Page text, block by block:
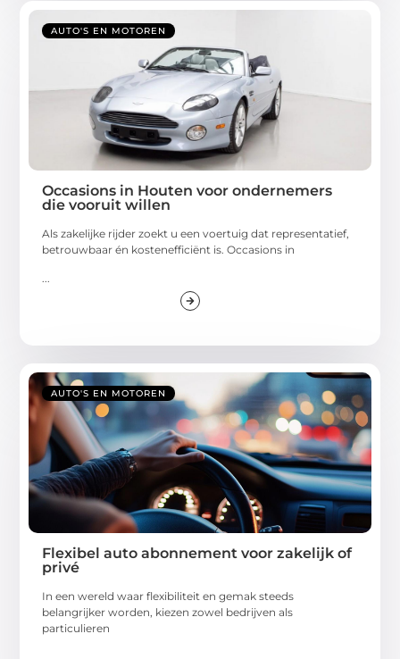
AUTO'S EN MOTOREN
Occasions in Houten voor ondernemers
die vooruit willen
Als zakelijke rijder zoekt u een voertuig dat representatief,
betrouwbaar én kostenefficiënt is. Occasions in
...
AUTO'S EN MOTOREN
Flexibel auto abonnement voor zakelijk of
privé
In een wereld waar flexibiliteit en gemak steeds
belangrijker worden, kiezen zowel bedrijven als
particulieren